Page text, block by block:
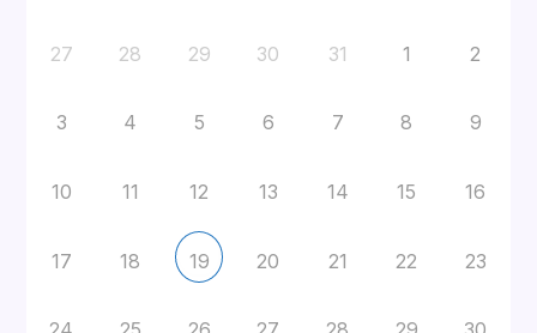
27 28 29 30 31 1 2
3 4 5 6 7 8 9
10 11 12 13 14 15 16
17 18 19 20 21 22 23